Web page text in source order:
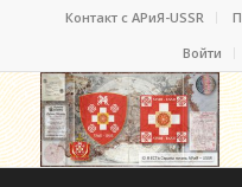
Контакт c АРиЯ-USSR
Войти